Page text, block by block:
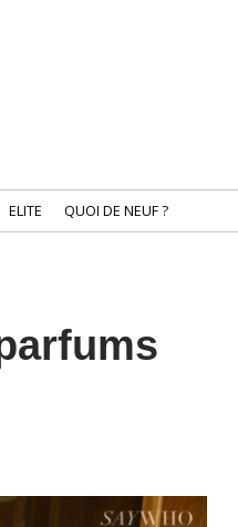
ELITE QUOI DE NEUF ?